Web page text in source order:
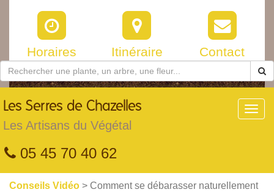
Horaires Itinéraire Contact
Les Serres de Chazelles
Les Artisans du Végétal
05 45 70 40 62
Conseils Vidéo > Comment se débarasser naturellement